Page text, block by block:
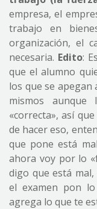
empresa, el
trabajo en
organización, el
necesaria. Edito:
que el alumno
los que se
mismos
«correcta», así
de hacer eso,
que pone está
ahora voy por lo
digo que está
el examen pon
agrega lo que te